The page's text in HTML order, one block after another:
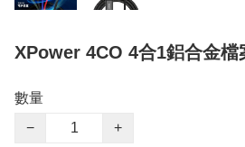
XPower 4CO 4合1鋁合金檔
數量
−
+